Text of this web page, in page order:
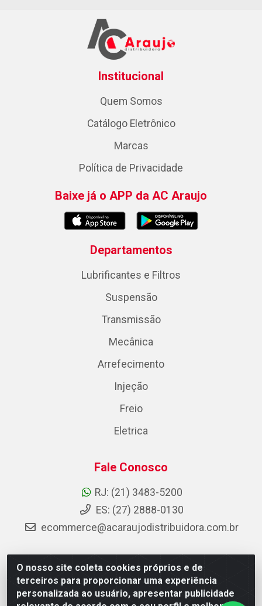
O nosso site coleta cookies próprios e de
terceiros para proporcionar uma experiência
personalizada ao usuário, apresentar publicidade
Institucional
Quem Somos
Catálogo Eletrônico
Marcas
Política de Privacidade
Baixe já o APP da AC Araujo
Departamentos
Lubrificantes e Filtros
Suspensão
Transmissão
Mecânica
Arrefecimento
Injeção
Freio
Eletrica
Fale Conosco
RJ: (21) 3483-5200
ES: (27) 2888-0130
ecommerce@acaraujodistribuidora.com.br
AC Araujo Distribuidora - Rua Carneiro de Campos, 42 -
São Cristóvão, Rio de Janeiro/RJ - CEP 20.920-410 -
CNPJ 08.744.753/0003-85